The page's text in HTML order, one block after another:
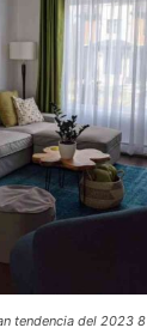
tendencia del 2023 8